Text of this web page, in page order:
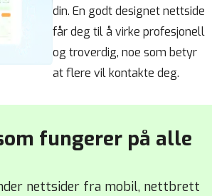
din. En godt designet nettside
får deg til å virke profesjonell
og troverdig, noe som betyr
at flere vil kontakte deg.
fungerer på alle
nettsider fra mobil, nettbrett